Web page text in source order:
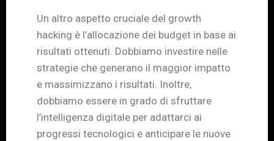
Un altro aspetto cruciale del growth
hacking è l’allocazione dei budget in base ai
risultati ottenuti. Dobbiamo investire nelle
strategie che generano il maggior impatto
e massimizzano i risultati. Inoltre,
dobbiamo essere in grado di sfruttare
l’intelligenza digitale per adattarci ai
progressi tecnologici e anticipare le nuove